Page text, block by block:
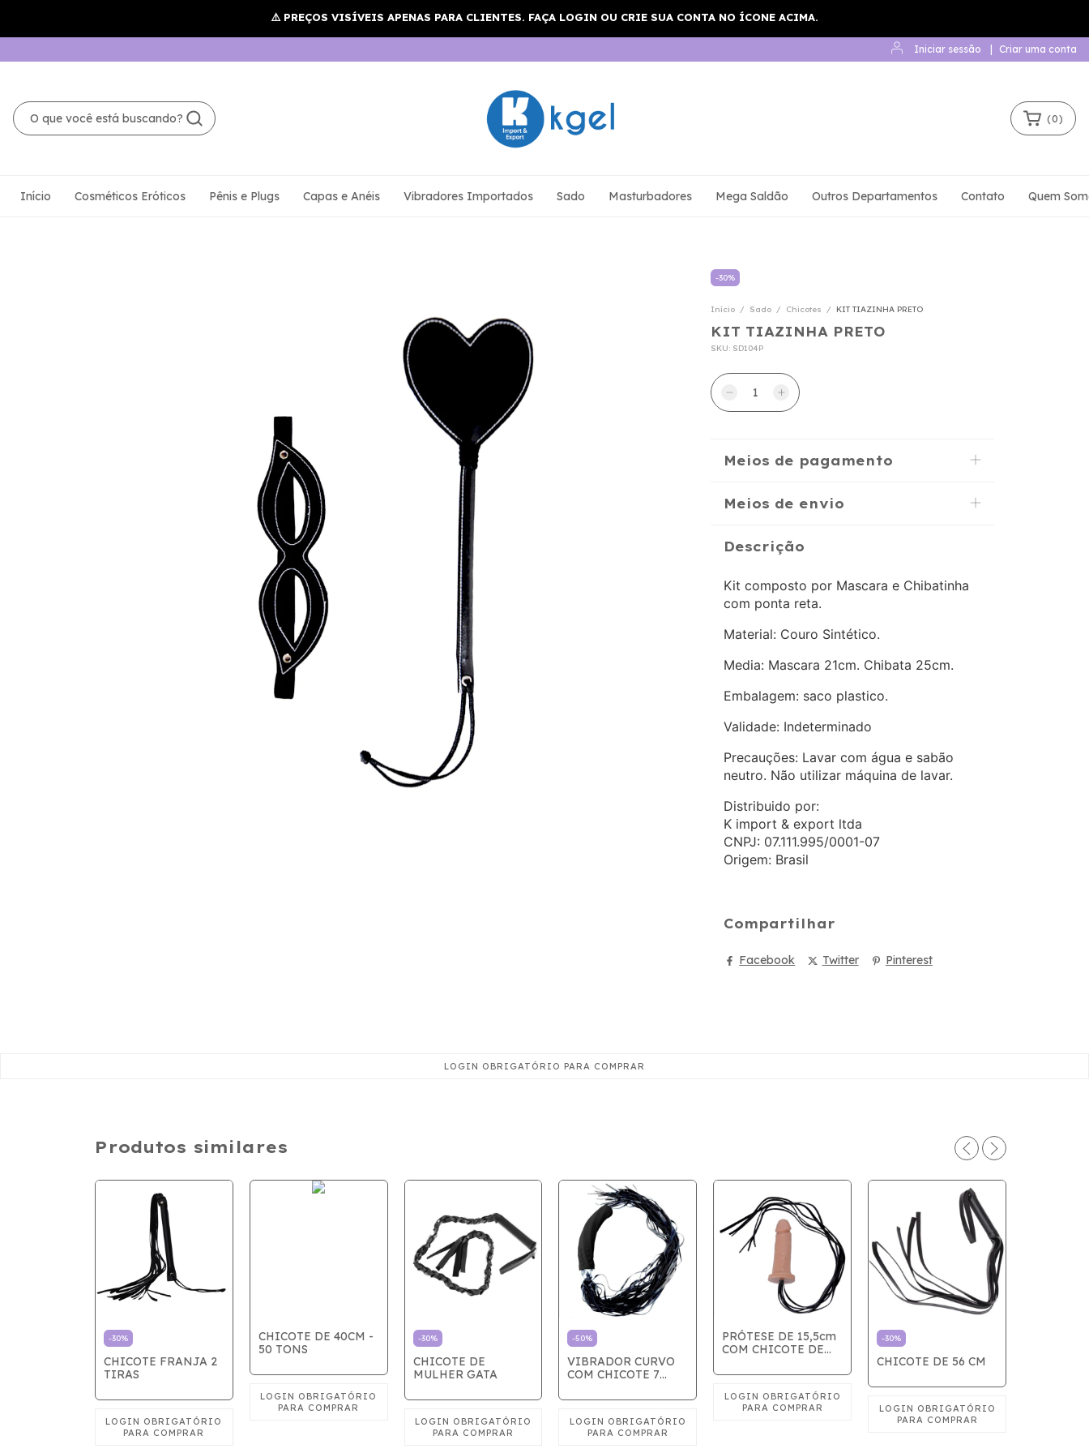
Iniciar sessão Criar uma conta
(0)
Início Cosméticos Eróticos Pênis e Plugs Capas e Anéis Vibradores Importados Sado Masturbadores Mega Saldão Outros Departamentos Contato Quem
-30%
Início / Sado / Chicotes / KIT TIAZINHA PRETO
KIT TIAZINHA PRETO
SKU: SD104P
Meios de pagamento
Meios de envio
Descrição
Kit composto por Mascara e Chibatinha
com ponta reta.
Material: Couro Sintético.
Media: Mascara 21cm. Chibata 25cm.
Embalagem: saco plastico.
Validade: Indeterminado
Precauções: Lavar com água e sabão
neutro. Não utilizar máquina de lavar.
Distribuido por:
K import & export ltda
CNPJ: 07.111.995/0001-07
Origem: Brasil
Compartilhar
Facebook Twitter Pinterest
Produtos similares
-30%
CHICOTE FRANJA 2
TIRAS
CHICOTE DE 40CM -
50 TONS
-30%
CHICOTE DE
MULHER GATA
-50%
VIBRADOR CURVO
COM CHICOTE 7
VIBRAÇÕES
PRÓTESE DE 15,5cm
COM CHICOTE DE
-30%
CHICOTE DE 56 CM